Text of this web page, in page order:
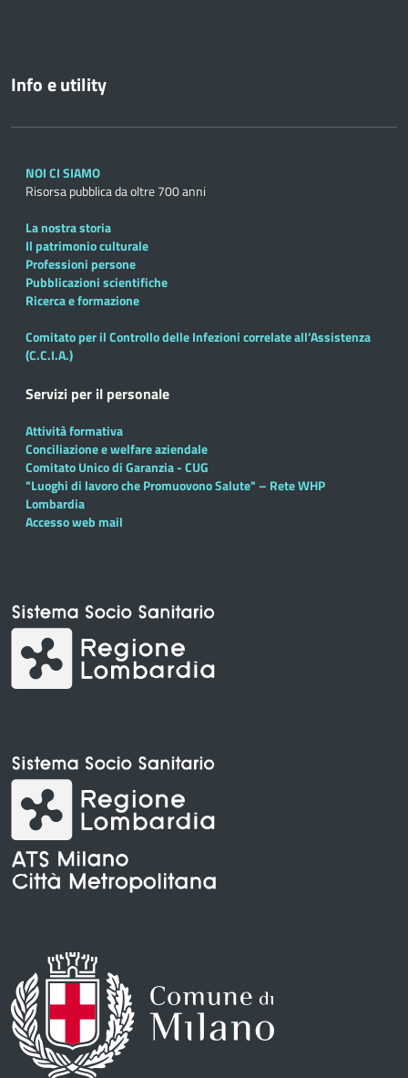
Info e utility
NOI CI SIAMO
Risorsa pubblica da oltre 700 anni
La nostra storia
Il patrimonio culturale
Professioni persone
Pubblicazioni scientifiche
Ricerca e formazione
Comitato per il Controllo delle Infezioni correlate all’Assistenza
(C.C.I.A.)
Servizi per il personale
Attività formativa
Conciliazione e welfare aziendale
Comitato Unico di Garanzia - CUG
"Luoghi di lavoro che Promuovono Salute" – Rete WHP
Lombardia
Accesso web mail